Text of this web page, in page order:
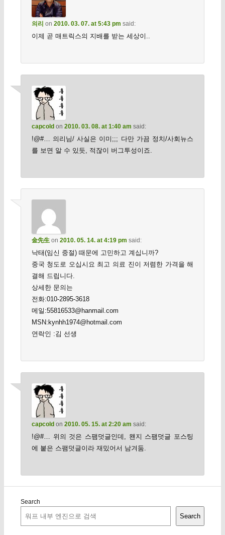
의리 on 2010. 03. 07. at 5:43 pm said:
이제 곧 매트릭스의 지배를 받는 세상이..
capcoldon 2010. 03. 08. at 1:40 am said:
!@#… 의리님/ 사실은 이미;;; 다만 가끔 정치/사회뉴스
를 보면 알 수 있듯, 적잖이 버그투성이죠.
金先生on 2010. 05. 14. at 4:19 pm said:
낙태(임신 중절) 때문에 고민하고 계십니까?
중국 청도로 오십시요 최고 의료 진이 저렴한 가격을 해
결해 드립니다.
상세한 문의는
전화:010-2895-3618
메일:55816533@hanmail.com
MSN:kynhh1974@hotmail.com
연락인 :김 선생
capcoldon 2010. 05. 15. at 2:20 am said:
!@#… 위의 것은 스팸덧글인데, 왠지 스팸덧글 포스팅
에 붙은 스팸덧글이라 재밌어서 남겨둠.
Search
Search